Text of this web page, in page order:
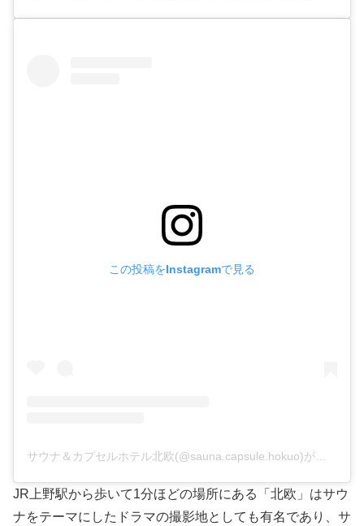
この投稿をInstagramで見る
サウナ＆カプセルホテル北欧(@sauna.capsule.hokuo)がシェアした投稿
JR上野駅から歩いて1分ほどの場所にある「北欧」はサウ
ナをテーマにしたドラマの撮影地としても有名であり、サ